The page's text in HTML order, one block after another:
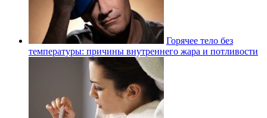
Горячее тело без
температуры: причины внутреннего жара и потливости